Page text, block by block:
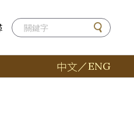
中文／ENG